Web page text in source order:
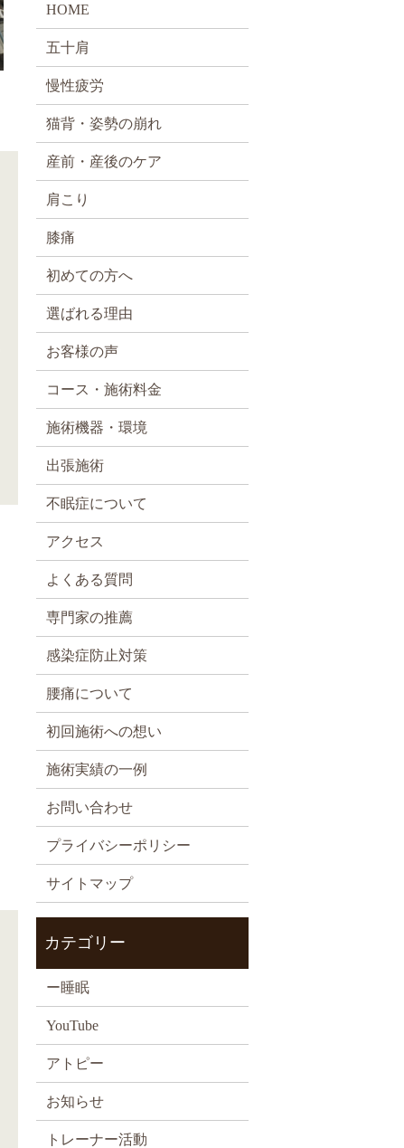
HOME
五十肩
慢性疲労
猫背・姿勢の崩れ
産前・産後のケア
肩こり
膝痛
初めての方へ
選ばれる理由
お客様の声
コース・施術料金
施術機器・環境
出張施術
不眠症について
アクセス
よくある質問
専門家の推薦
感染症防止対策
腰痛について
初回施術への想い
施術実績の一例
お問い合わせ
プライバシーポリシー
サイトマップ
カテゴリー
ー睡眠
YouTube
アトピー
お知らせ
トレーナー活動